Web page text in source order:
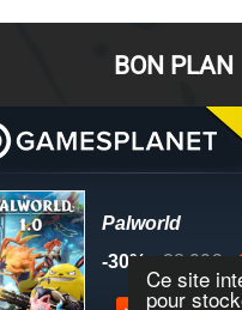
Ce site
pour
BON PLAN